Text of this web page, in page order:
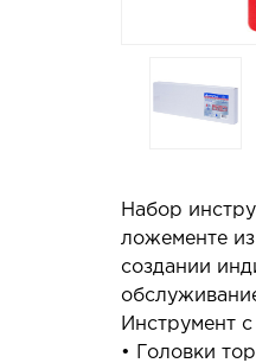
Набор
ложементе
создании
Инструмент
• Головки